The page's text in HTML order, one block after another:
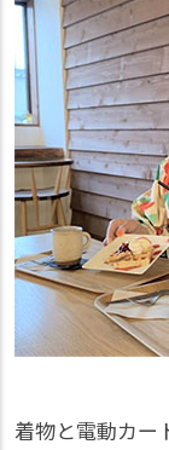
着物と電動カー